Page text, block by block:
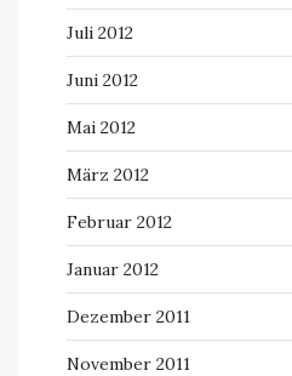
Juli 2012
Juni 2012
Mai 2012
März 2012
Februar 2012
Januar 2012
Dezember 2011
November 2011